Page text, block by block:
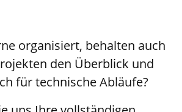
organisiert, behalten auch
den Überblick und
für technische Abläufe?